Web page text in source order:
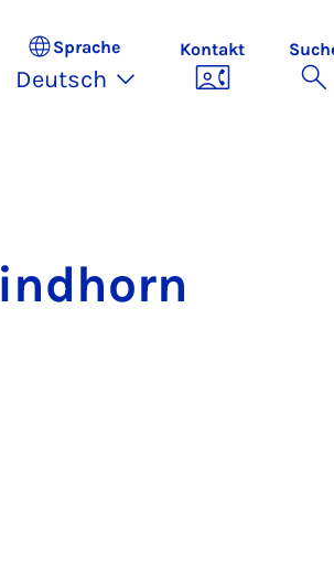
Sprache
Deutsch
Kontakt